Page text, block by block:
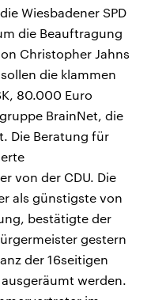
Wiesbadener SPD
die Beauftragung
Christopher Jahns
die klammen
80.000 Euro
BrainNet, die
Die Beratung für
von der CDU. Die
als günstigste von
bestätigte der
gestern
der 16seitigen
werden.